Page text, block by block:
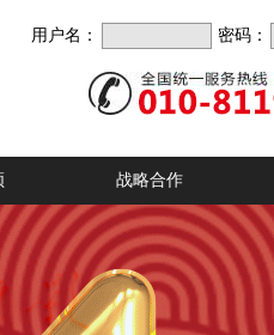
用户名： 密码：
战略合作